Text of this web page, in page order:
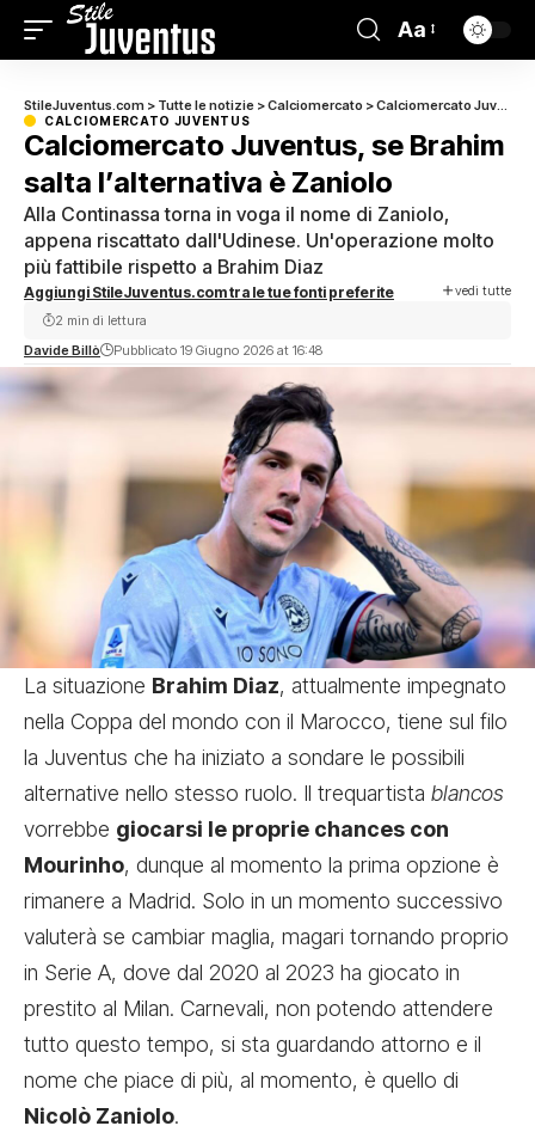
Aa
StileJuventus.com > Tutte le notizie >Calciomercato >Calciomercato Juventus
CALCIOMERCATO JUVENTUS
Calciomercato Juventus, se Brahim
salta l’alternativa è Zaniolo
Alla Continassa torna in voga il nome di Zaniolo,
appena riscattato dall'Udinese. Un'operazione molto
più fattibile rispetto a Brahim Diaz
Aggiungi StileJuventus.com tra le tue fonti preferite vedi tutte
Davide Billò Pubblicato 19 Giugno 2026 at 16:48
2 min di lettura
La situazione Brahim Diaz, attualmente impegnato
nella Coppa del mondo con il Marocco, tiene sul filo
la Juventus che ha iniziato a sondare le possibili
alternative nello stesso ruolo. Il trequartista blancos
vorrebbe giocarsi le proprie chances con
Mourinho, dunque al momento la prima opzione è
rimanere a Madrid. Solo in un momento successivo
valuterà se cambiar maglia, magari tornando proprio
in Serie A, dove dal 2020 al 2023 ha giocato in
prestito al Milan. Carnevali, non potendo attendere
tutto questo tempo, si sta guardando attorno e il
nome che piace di più, al momento, è quello di
Nicolò Zaniolo.